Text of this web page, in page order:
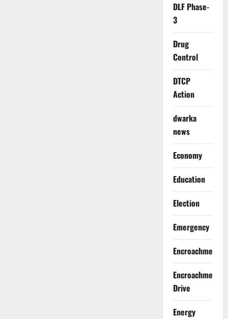
DLF Phase-
3
Drug
Control
DTCP
Action
dwarka
news
Economy
Education
Election
Emergency
Encroachment
Encroachment
Drive
Energy